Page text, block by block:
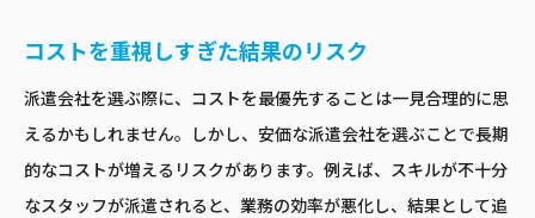
コストを重視しすぎた結果のリスク
派遣会社を選ぶ際に、コストを最優先することは一見合理的に思
えるかもしれません。しかし、安価な派遣会社を選ぶことで長期
的なコストが増えるリスクがあります。例えば、スキルが不十分
なスタッフが派遣されると、業務の効率が悪化し、結果として追